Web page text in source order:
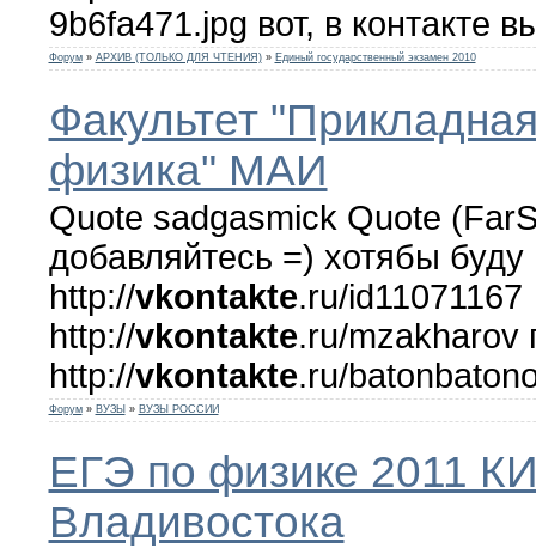
9b6fa471.jpg вот, в контакте
Форум » АРХИВ (ТОЛЬКО ДЛЯ ЧТЕНИЯ) » Единый государственный экзамен 2010
Факультет
физика" МАИ
Quote sadgasmick Quote
добавляйтесь =) хотябы буду
http://vkontakte.ru/id11071167
http://vkontakte.ru/mzakharov
http://vkontakte.ru/
Форум » ВУЗЫ » ВУЗЫ РОССИИ
ЕГЭ по физике 2011
Владивостока